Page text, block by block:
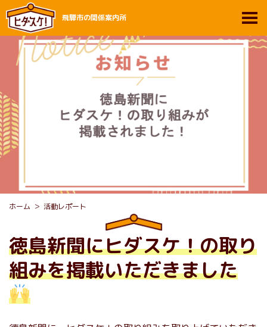
飛騨市の関係案内所
ホーム 活動レポート
徳島新聞にヒダスケ！の取り
組みを掲載いただきました